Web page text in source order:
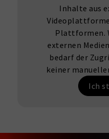
Inhalte aus
Plattformen.
externen
bedarf der
keiner
Ich